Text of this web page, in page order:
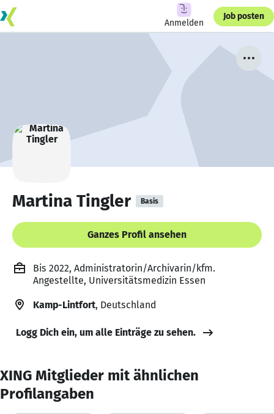
Anmelden
Job posten
Martina Tingler Basis
Ganzes Profil ansehen
Bis 2022, Administratorin/Archivarin/kfm.
Angestellte, Universitätsmedizin Essen
Kamp-Lintfort, Deutschland
Logg Dich ein, um alle Einträge zu sehen.
XING Mitglieder mit ähnlichen
Profilangaben